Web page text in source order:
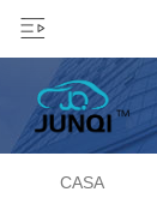
CASA